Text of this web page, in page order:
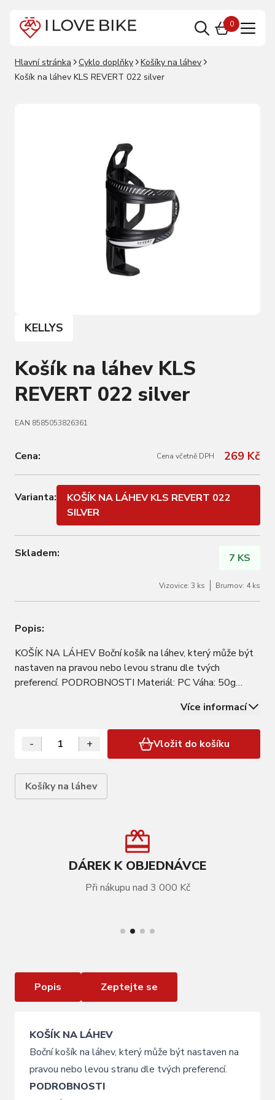
0
Hlavní stránka Cyklo doplňky
Košíky na láhev
Košík na láhev KLS REVERT 022 silver
KELLYS
Košík na láhev KLS
REVERT 022 silver
EAN 8585053826361
Cena: Cena včetně DPH 269 Kč
Varianta:
KOŠÍK NA LÁHEV KLS REVERT 022
SILVER
Skladem: 7 KS
Vizovice: 3 ks Brumov: 4 ks
Popis:
KOŠÍK NA LÁHEV Boční košík na láhev, který může být
nastaven na pravou nebo levou stranu dle tvých
preferencí. PODROBNOSTI Materiál: PC Váha: 50g
PŘÍSLUŠENSTVÍ 2 šrouby z nerezavějící oceliVíce informací
- + Vložit do košíku
Košíky na láhev
DÁREK K OBJEDNÁVCE
Při nákupu nad 3 000 Kč
Popis Zeptejte se
KOŠÍK NA LÁHEV
Boční košík na láhev, který může být nastaven na
pravou nebo levou stranu dle tvých preferencí.
PODROBNOSTI